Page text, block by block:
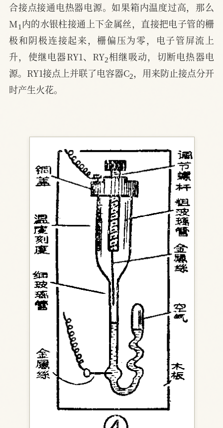
合接点接通电热器电源。如果箱内温度过高，那么
M1内的水银柱接通上下金属丝，直接把电子管的栅
极和阴极连接起来，栅偏压为零，电子管屏流上
升，使继电器RY1、RY2相继吸动，切断电热器电
源。RY1接点上并联了电容器C2，用来防止接点分开
时产生火花。